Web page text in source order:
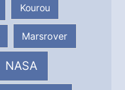
Kourou
Marsrover
NASA